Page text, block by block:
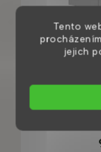
Tento
jejich
Marco
s